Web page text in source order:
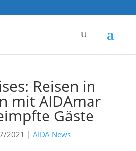
Reisen in
mit AIDAmar
Gäste
2021 | AIDA News